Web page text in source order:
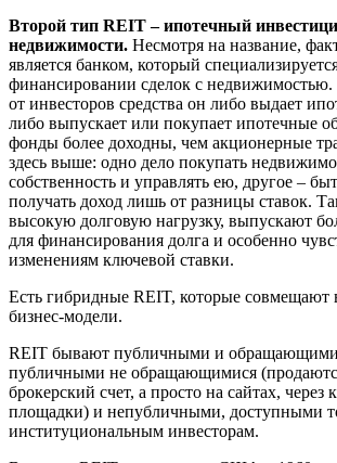
Второй тип REIT – ипотечный
недвижимости. Несмотря на название,
является банком, который
финансировании сделок с
от инвесторов средства он либо выдает
либо выпускает или покупает ипотечные
фонды более доходны, чем акционерные
здесь выше: одно дело покупать
собственность и управлять ею, другое –
получать доход лишь от разницы ставок.
высокую долговую нагрузку, выпускают
для финансирования долга и особенно
изменениям ключевой ставки.
Есть гибридные REIT, которые совмещают
бизнес-модели.
REIT бывают публичными и
публичными не обращающимися
брокерский счет, а просто на сайтах, через
площадки) и непубличными, доступными
институциональным инвесторам.